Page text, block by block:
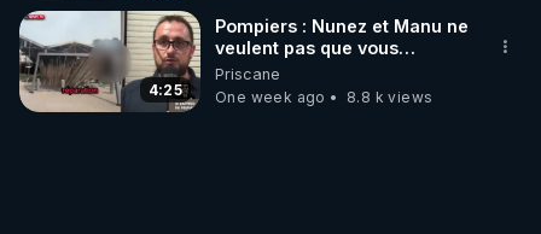
4:25
Pompiers : Nunez et Manu ne
veulent pas que vous
entendiez ça ! On se fout de
nous !? 25/07/2026
Priscane
One week ago
8.8 k views